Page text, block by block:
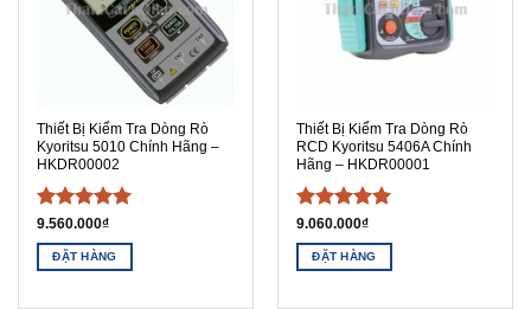
Thiết Bị Kiểm Tra Dòng Rò
Kyoritsu 5010 Chính Hãng –
HKDR00002
Được xếp
hạng55
sao
9.560.000₫
ĐẶT HÀNG
Thiết Bị Kiểm Tra Dòng Rò
RCD Kyoritsu 5406A Chính
Hãng – HKDR00001
Được xếp
hạng55
sao
9.060.000₫
ĐẶT HÀNG